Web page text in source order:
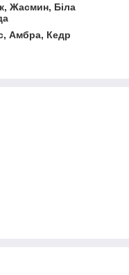
Жасмин, Біла
Амбра, Кедр